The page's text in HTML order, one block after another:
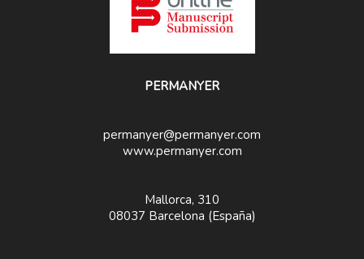
PERMANYER
permanyer@permanyer.com
www.permanyer.com
Mallorca, 310
08037 Barcelona (España)